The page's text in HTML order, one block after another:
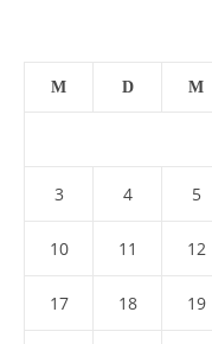
M D M
3 4 5
10 11 12
17 18 19